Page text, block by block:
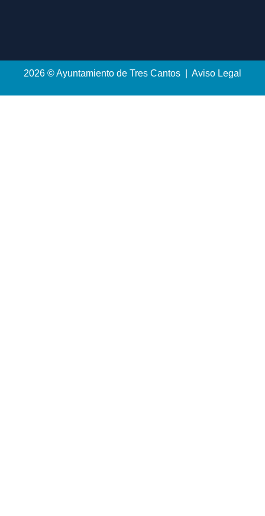
2026 © Ayuntamiento de Tres Cantos | Aviso Legal